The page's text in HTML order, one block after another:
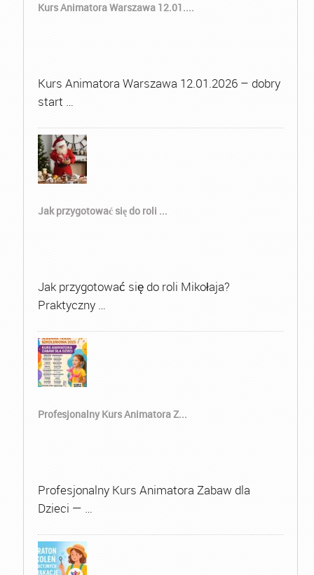
Kurs Animatora Warszawa 12.01....
Kurs Animatora Warszawa 12.01.2026 – dobry
start …
Jak przygotować się do roli ...
Jak przygotować się do roli Mikołaja?
Praktyczny …
Profesjonalny Kurs Animatora Z...
Profesjonalny Kurs Animatora Zabaw dla
Dzieci — …